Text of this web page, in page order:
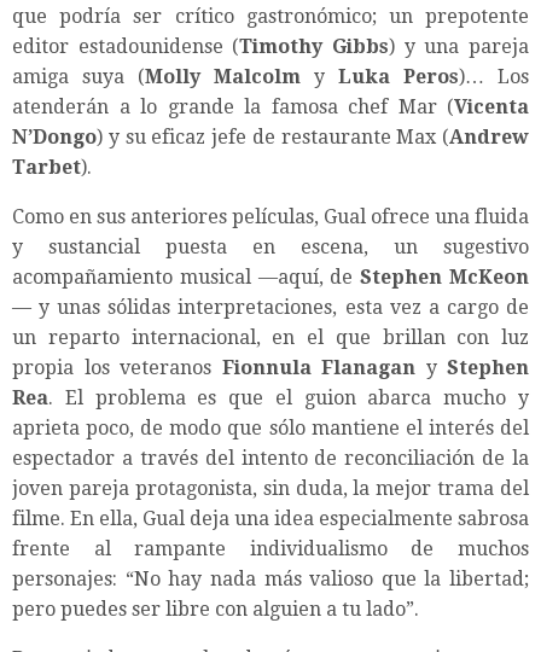
que podría ser crítico gastronómico; un prepotente
editor estadounidense (Timothy Gibbs) y una pareja
amiga suya (Molly Malcolm y Luka Peros)… Los
atenderán a lo grande la famosa chef Mar (Vicenta
N’Dongo) y su eficaz jefe de restaurante Max (Andrew
Tarbet).
Como en sus anteriores películas, Gual ofrece una fluida
y sustancial puesta en escena, un sugestivo
acompañamiento musical —aquí, deStephen McKeon
— y unas sólidas interpretaciones, esta vez a cargo de
un reparto internacional, en el que brillan con luz
propia los veteranos Fionnula Flanagan y Stephen
Rea. El problema es que el guion abarca mucho y
aprieta poco, de modo que sólo mantiene el interés del
espectador a través del intento de reconciliación de la
joven pareja protagonista, sin duda, la mejor trama del
filme. En ella, Gual deja una idea especialmente sabrosa
frente al rampante individualismo de muchos
personajes: “No hay nada más valioso que la libertad;
pero puedes ser libre con alguien a tu lado”.